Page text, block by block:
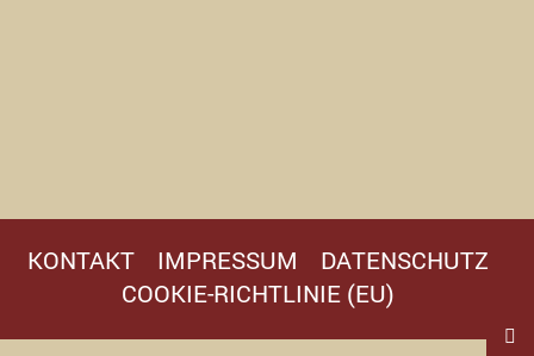
KONTAKT IMPRESSUM
DATENSCHUTZ
COOKIE-RICHTLINIE (EU)